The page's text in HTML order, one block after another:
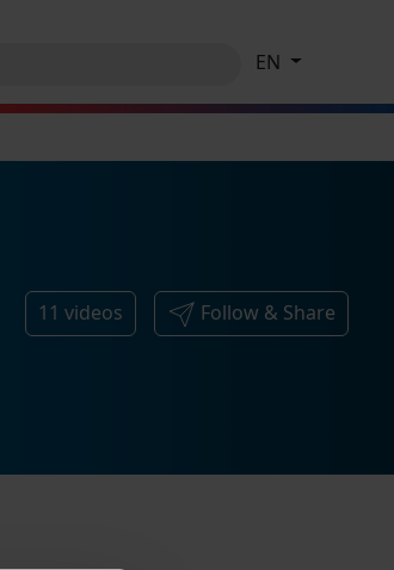
EN
11 videos Follow & Share